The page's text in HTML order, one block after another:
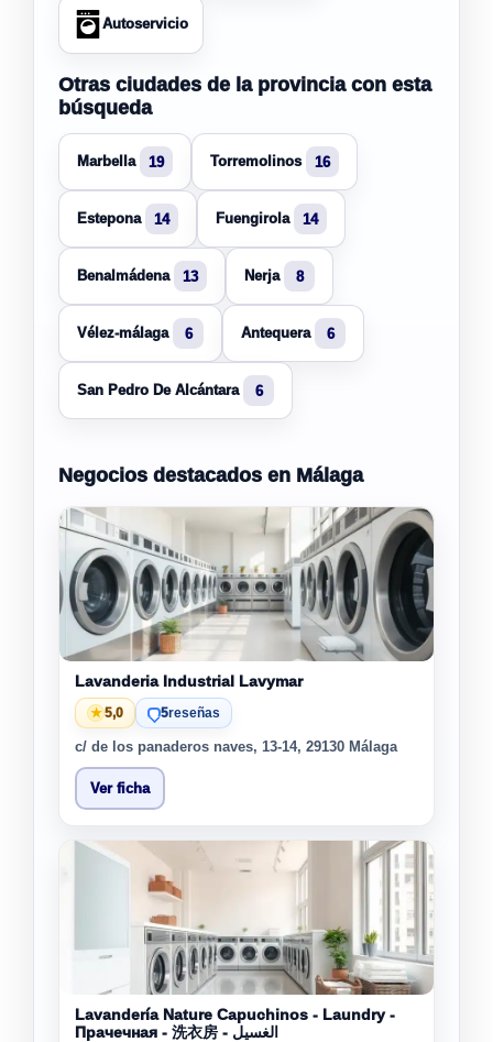
Autoservicio
Otras ciudades de la provincia con esta
búsqueda
Marbella 19 Torremolinos 16
Estepona 14 Fuengirola 14
Benalmádena 13 Nerja 8
Vélez-málaga 6 Antequera 6
San Pedro De Alcántara 6
Negocios destacados en Málaga
Lavanderia Industrial Lavymar
★5,0 5reseñas
c/ de los panaderos naves, 13-14, 29130 Málaga
Ver ficha
Lavandería Nature Capuchinos - Laundry -
Прачечная - 洗衣房 - الغسيل